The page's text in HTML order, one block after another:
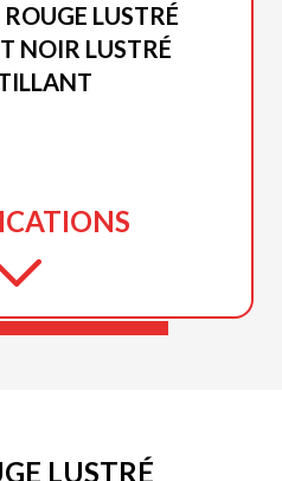
LUSTRÉ
NOIR LUSTRÉ
LUSTRÉ